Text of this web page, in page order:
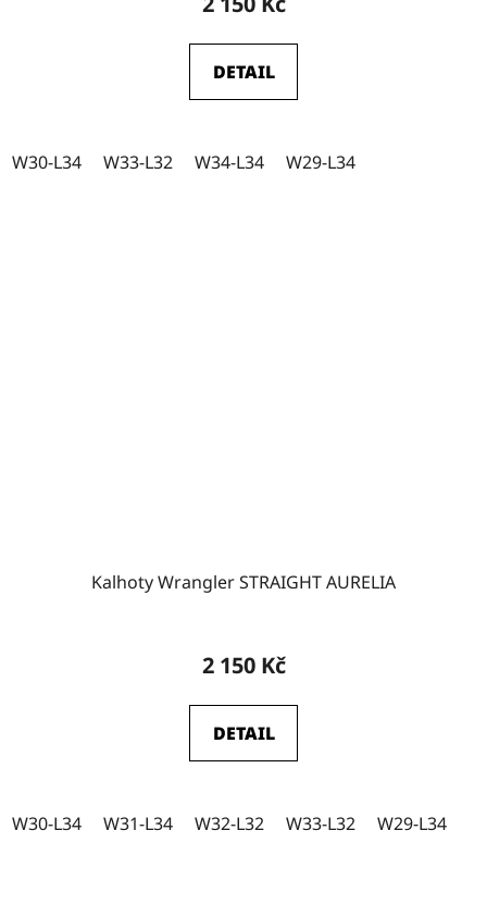
DETAIL
W30-L34 W33-L32 W34-L34 W29-L34
Kalhoty Wrangler STRAIGHT AURELIA
2 150 Kč
DETAIL
W30-L34 W31-L34 W32-L32 W33-L32 W29-L34